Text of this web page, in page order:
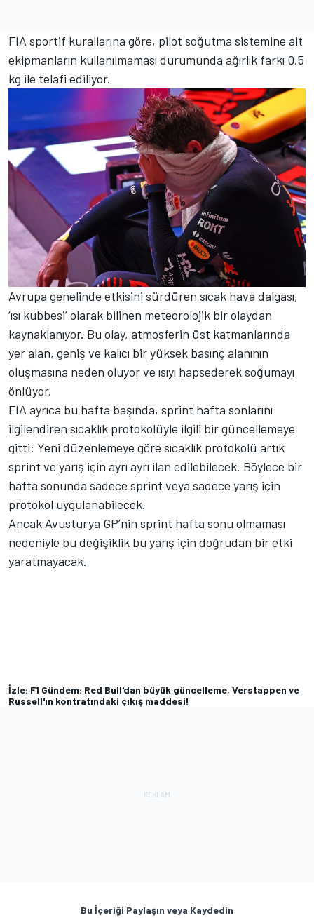
FIA sportif kurallarına göre, pilot soğutma sistemine ait
ekipmanların kullanılmaması durumunda ağırlık farkı 0.5
kg ile telafi ediliyor.
Avrupa genelinde etkisini sürdüren sıcak hava dalgası,
‘ısı kubbesi’ olarak bilinen meteorolojik bir olaydan
kaynaklanıyor. Bu olay, atmosferin üst katmanlarında
yer alan, geniş ve kalıcı bir yüksek basınç alanının
oluşmasına neden oluyor ve ısıyı hapsederek soğumayı
önlüyor.
FIA ayrıca bu hafta başında, sprint hafta sonlarını
ilgilendiren sıcaklık protokolüyle ilgili bir güncellemeye
gitti: Yeni düzenlemeye göre sıcaklık protokolü artık
sprint ve yarış için ayrı ayrı ilan edilebilecek. Böylece bir
hafta sonunda sadece sprint veya sadece yarış için
protokol uygulanabilecek.
Ancak Avusturya GP’nin sprint hafta sonu olmaması
nedeniyle bu değişiklik bu yarış için doğrudan bir etki
yaratmayacak.
İzle: F1 Gündem: Red Bull'dan büyük güncelleme, Verstappen ve
Russell'ın kontratındaki çıkış maddesi!
Bu İçeriği Paylaşın veya Kaydedin